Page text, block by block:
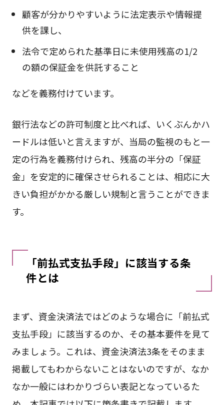
顧客が分かりやすいように法定表示や情報提
供を課し、
法令で定められた基準日に未使用残高の1/2
の額の保証金を供託すること
などを義務付けています。
銀行法などの許可制度と比べれば、いくぶんかハ
ードルは低いと言えますが、当局の監視のもと一
定の行為を義務付けられ、残高の半分の「保証
金」を安定的に確保させられることは、相応に大
きい負担がかかる厳しい規制と言うことができま
す。
「前払式支払手段」に該当する条
件とは
まず、資金決済法ではどのような場合に「前払式
支払手段」に該当するのか、その基本要件を見て
みましょう。これは、資金決済法3条をそのまま
掲載してもわからないことはないのですが、なか
なか一般にはわかりづらい表記となっているた